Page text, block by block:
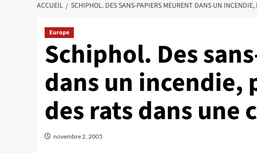
ACCUEIL SCHIPHOL. DES SANS-PAPIERS MEURENT DANS UN
Europe
Schiphol. Des
dans un incendie,
des rats dans une
novembre 2, 2005